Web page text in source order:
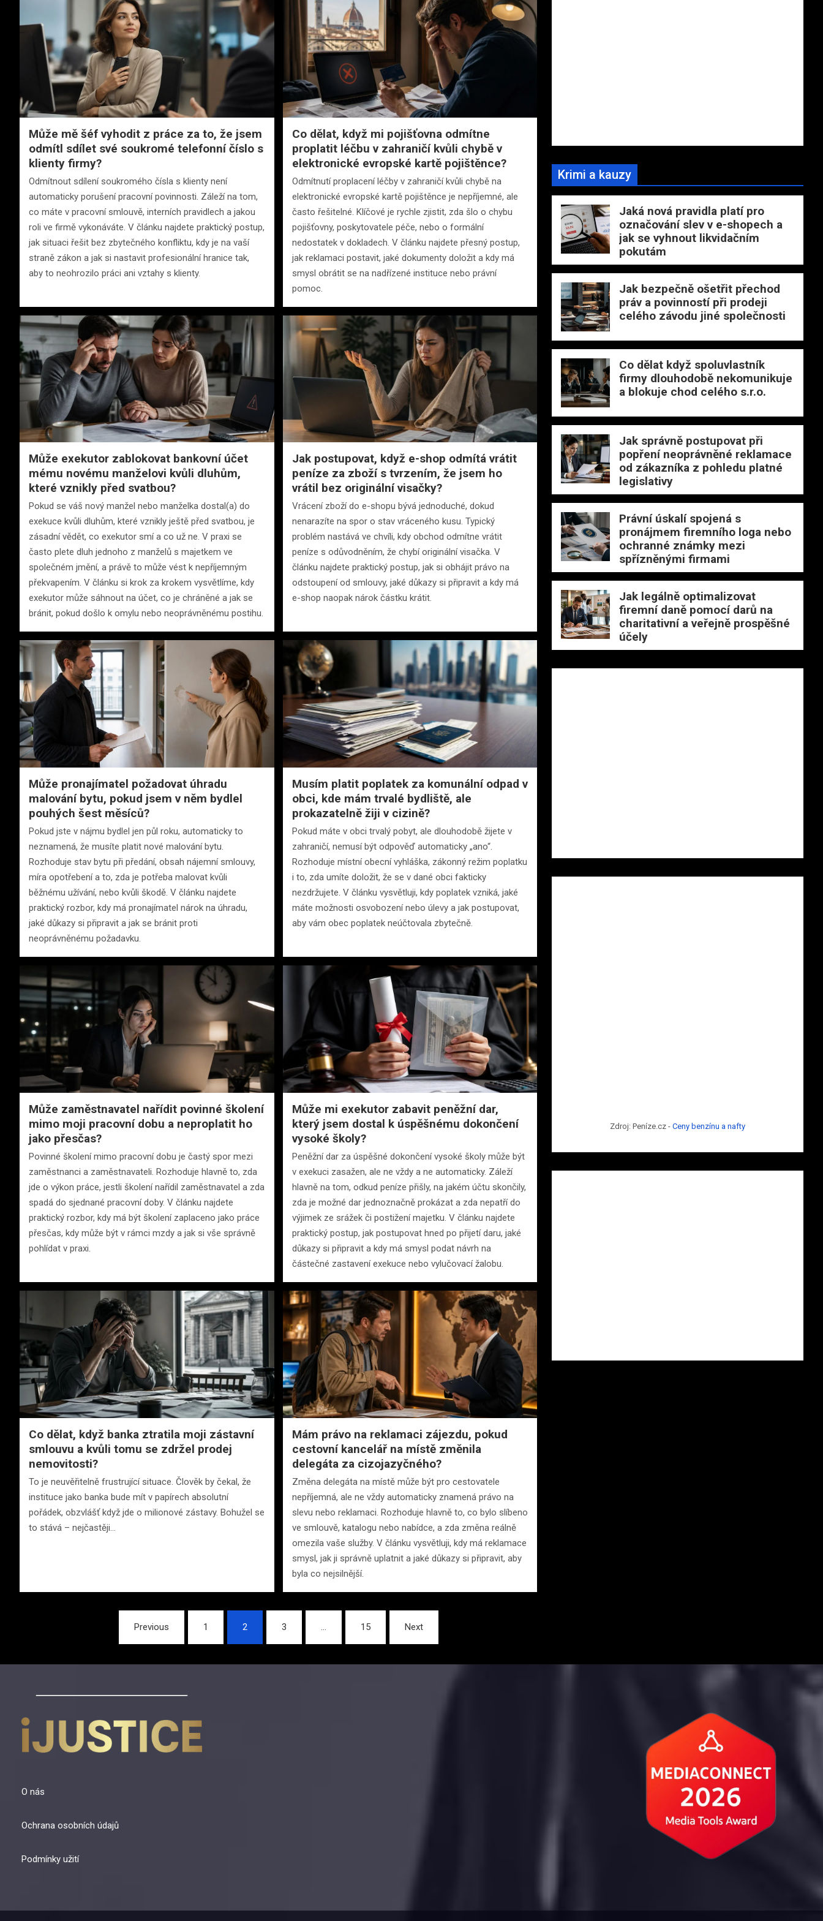
Může mě šéf vyhodit z práce za to, že jsem
odmítl sdílet své soukromé telefonní číslo s
klienty firmy?
Odmítnout sdílení soukromého čísla s klienty není
automaticky porušení pracovní povinnosti. Záleží na tom,
co máte v pracovní smlouvě, interních pravidlech a jakou
roli ve firmě vykonáváte. V článku najdete praktický postup,
jak situaci řešit bez zbytečného konfliktu, kdy je na vaší
straně zákon a jak si nastavit profesionální hranice tak,
aby to neohrozilo práci ani vztahy s klienty.
Co dělat, když mi pojišťovna odmítne
proplatit léčbu v zahraničí kvůli chybě v
elektronické evropské kartě pojištěnce?
Odmítnutí proplacení léčby v zahraničí kvůli chybě na
elektronické evropské kartě pojištěnce je nepříjemné, ale
často řešitelné. Klíčové je rychle zjistit, zda šlo o chybu
pojišťovny, poskytovatele péče, nebo o formální
nedostatek v dokladech. V článku najdete přesný postup,
jak reklamaci postavit, jaké dokumenty doložit a kdy má
smysl obrátit se na nadřízené instituce nebo právní
pomoc.
Může exekutor zablokovat bankovní účet
mému novému manželovi kvůli dluhům,
které vznikly před svatbou?
Pokud se váš nový manžel nebo manželka dostal(a) do
exekuce kvůli dluhům, které vznikly ještě před svatbou, je
zásadní vědět, co exekutor smí a co už ne. V praxi se
často plete dluh jednoho z manželů s majetkem ve
společném jmění, a právě to může vést k nepříjemným
překvapením. V článku si krok za krokem vysvětlíme, kdy
exekutor může sáhnout na účet, co je chráněné a jak se
bránit, pokud došlo k omylu nebo neoprávněnému postihu.
Jak postupovat, když e-shop odmítá vrátit
peníze za zboží s tvrzením, že jsem ho
vrátil bez originální visačky?
Vrácení zboží do e-shopu bývá jednoduché, dokud
nenarazíte na spor o stav vráceného kusu. Typický
problém nastává ve chvíli, kdy obchod odmítne vrátit
peníze s odůvodněním, že chybí originální visačka. V
článku najdete praktický postup, jak si obhájit právo na
odstoupení od smlouvy, jaké důkazy si připravit a kdy má
e-shop naopak nárok částku krátit.
Může pronajímatel požadovat úhradu
malování bytu, pokud jsem v něm bydlel
pouhých šest měsíců?
Pokud jste v nájmu bydlel jen půl roku, automaticky to
neznamená, že musíte platit nové malování bytu.
Rozhoduje stav bytu při předání, obsah nájemní smlouvy,
míra opotřebení a to, zda je potřeba malovat kvůli
běžnému užívání, nebo kvůli škodě. V článku najdete
praktický rozbor, kdy má pronajímatel nárok na úhradu,
jaké důkazy si připravit a jak se bránit proti
neoprávněnému požadavku.
Musím platit poplatek za komunální odpad v
obci, kde mám trvalé bydliště, ale
prokazatelně žiji v cizině?
Pokud máte v obci trvalý pobyt, ale dlouhodobě žijete v
zahraničí, nemusí být odpověď automaticky „ano“.
Rozhoduje místní obecní vyhláška, zákonný režim poplatku
i to, zda umíte doložit, že se v dané obci fakticky
nezdržujete. V článku vysvětluji, kdy poplatek vzniká, jaké
máte možnosti osvobození nebo úlevy a jak postupovat,
aby vám obec poplatek neúčtovala zbytečně.
Může zaměstnavatel nařídit povinné školení
mimo moji pracovní dobu a neproplatit ho
jako přesčas?
Povinné školení mimo pracovní dobu je častý spor mezi
zaměstnanci a zaměstnavateli. Rozhoduje hlavně to, zda
jde o výkon práce, jestli školení nařídil zaměstnavatel a zda
spadá do sjednané pracovní doby. V článku najdete
praktický rozbor, kdy má být školení zaplaceno jako práce
přesčas, kdy může být v rámci mzdy a jak si vše správně
pohlídat v praxi.
Může mi exekutor zabavit peněžní dar,
který jsem dostal k úspěšnému dokončení
vysoké školy?
Peněžní dar za úspěšné dokončení vysoké školy může být
v exekuci zasažen, ale ne vždy a ne automaticky. Záleží
hlavně na tom, odkud peníze přišly, na jakém účtu skončily,
zda je možné dar jednoznačně prokázat a zda nepatří do
výjimek ze srážek či postižení majetku. V článku najdete
praktický postup, jak postupovat hned po přijetí daru, jaké
důkazy si připravit a kdy má smysl podat návrh na
částečné zastavení exekuce nebo vylučovací žalobu.
Co dělat, když banka ztratila moji zástavní
smlouvu a kvůli tomu se zdržel prodej
nemovitosti?
To je neuvěřitelně frustrující situace. Člověk by čekal, že
instituce jako banka bude mít v papírech absolutní
pořádek, obzvlášť když jde o milionové zástavy. Bohužel se
to stává – nejčastěji…
Mám právo na reklamaci zájezdu, pokud
cestovní kancelář na místě změnila
delegáta za cizojazyčného?
Změna delegáta na místě může být pro cestovatele
nepříjemná, ale ne vždy automaticky znamená právo na
slevu nebo reklamaci. Rozhoduje hlavně to, co bylo slíbeno
ve smlouvě, katalogu nebo nabídce, a zda změna reálně
omezila vaše služby. V článku vysvětluji, kdy má reklamace
smysl, jak ji správně uplatnit a jaké důkazy si připravit, aby
byla co nejsilnější.
Previous 1 2 3 … 15 Next
Krimi a kauzy
Jaká nová pravidla platí pro
označování slev v e-shopech a
jak se vyhnout likvidačním
pokutám
Jak bezpečně ošetřit přechod
práv a povinností při prodeji
celého závodu jiné společnosti
Co dělat když spoluvlastník
firmy dlouhodobě nekomunikuje
a blokuje chod celého s.r.o.
Jak správně postupovat při
popření neoprávněné reklamace
od zákazníka z pohledu platné
legislativy
Právní úskalí spojená s
pronájmem firemního loga nebo
ochranné známky mezi
spřízněnými firmami
Jak legálně optimalizovat
firemní daně pomocí darů na
charitativní a veřejně prospěšné
účely
Zdroj: Peníze.cz -Ceny benzínu a nafty
O nás
Ochrana osobních údajů
Podmínky užití